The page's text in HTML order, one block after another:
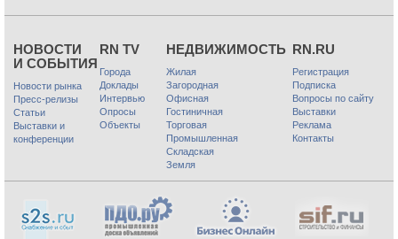
НОВОСТИ
И СОБЫТИЯ
Новости рынка
Пресс-релизы
Статьи
Выставки и
конференции
RN TV
Города
Доклады
Интервью
Опросы
Объекты
НЕДВИЖИМОСТЬ
Жилая
Загородная
Офисная
Гостиничная
Торговая
Промышленная
Складская
Земля
RN.RU
Регистрация
Подписка
Вопросы по сайту
Выставки
Реклама
Контакты